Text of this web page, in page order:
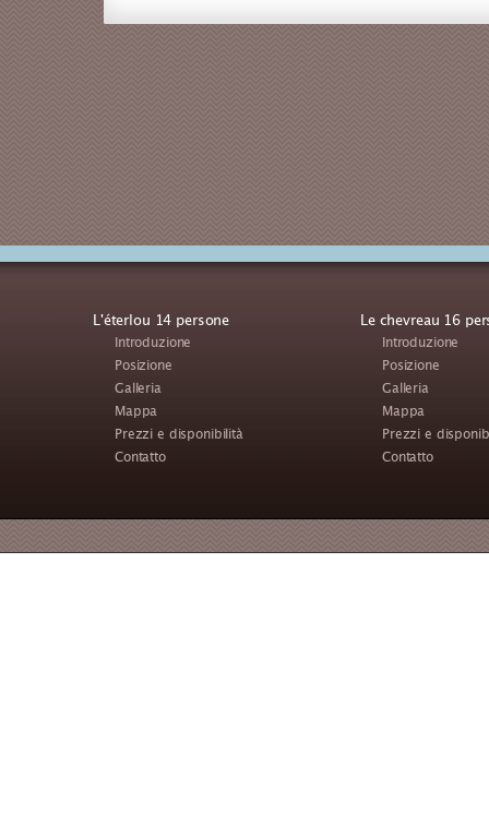
L'éterlou 14 persone
Introduzione
Posizione
Galleria
Mappa
Prezzi e disponibilità
Contatto
Le chevreau 16
Introduzione
Posizione
Galleria
Mappa
Prezzi e
Contatto